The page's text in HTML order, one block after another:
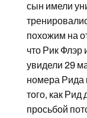
сын имели
похожим на
что Рик Флэр
увидели 29
номера Рида
того, как Рид
просьбой